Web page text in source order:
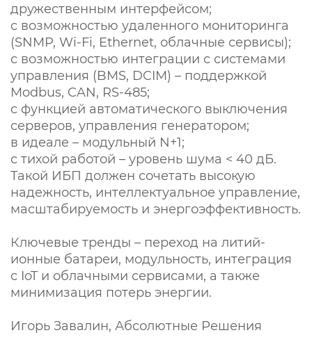
дружественным интерфейсом;
с возможностью удаленного мониторинга
(SNMP, Wi-Fi, Ethernet, облачные сервисы);
с возможностью интеграции с системами
управления (BMS, DCIM) – поддержкой
Modbus, CAN, RS-485;
с функцией автоматического выключения
серверов, управления генератором;
в идеале – модульный N+1;
с тихой работой – уровень шума < 40 дБ.
Такой ИБП должен сочетать высокую
надежность, интеллектуальное управление,
масштабируемость и энергоэффективность.
Ключевые тренды – переход на литий-
ионные батареи, модульность, интеграция
с IoT и облачными сервисами, а также
минимизация потерь энергии.
Игорь Завалин, Абсолютные Решения